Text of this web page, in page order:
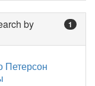
1
by
Петерсон